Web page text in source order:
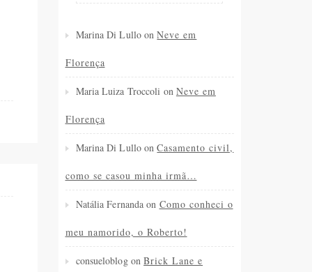
Marina Di Lullo onNeve em
Florença
Maria Luiza Troccoli on Neve em
Florença
Marina Di Lullo onCasamento civil,
como se casou minha irmã…
Natália Fernanda on Como conheci o
meu namorido, o Roberto!
consueloblogonBrick Lane e